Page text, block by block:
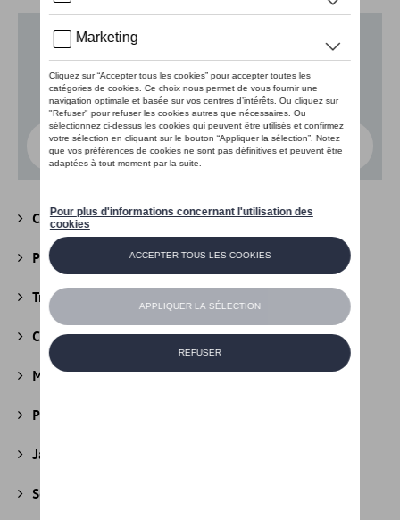
Choisissez un modèle
Camping(147)
Packs
Transport
Confort et protection(841)
Multimédia(26)
Produits d'entretien
Jantes et roues
Securité